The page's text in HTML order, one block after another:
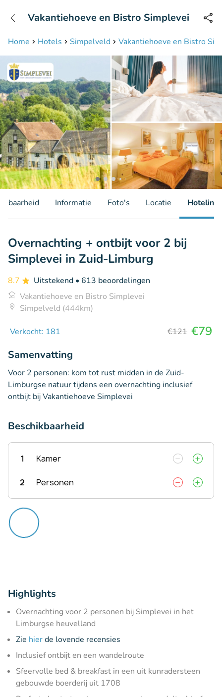
Bereikbaar tot 23:00 uur
Home Hotels Simpelveld Vakantiehoeve en Bistro
Vakantiehoeve en Bistro Simplevei
Informatie Foto's Locatie Hotelinfo
Overnachting + ontbijt voor 2 bij
Simplevei in Zuid-Limburg
8.7 Uitstekend • 613 beoordelingen
Vakantiehoeve en Bistro Simplevei
Simpelveld (444km)
Verkocht: 181 €121 €79
Samenvatting
Voor 2 personen: kom tot rust midden in de Zuid-
Limburgse natuur tijdens een overnachting inclusief
ontbijt bij Vakantiehoeve Simplevei
Beschikbaarheid
1 Kamer
2 Personen
Highlights
Overnachting voor 2 personen bij Simplevei in het
Limburgse heuvelland
Zie hierde lovende recensies
Inclusief ontbijt en een wandelroute
Sfeervolle bed & breakfast in een uit kunradersteen
gebouwde boerderij uit 1708